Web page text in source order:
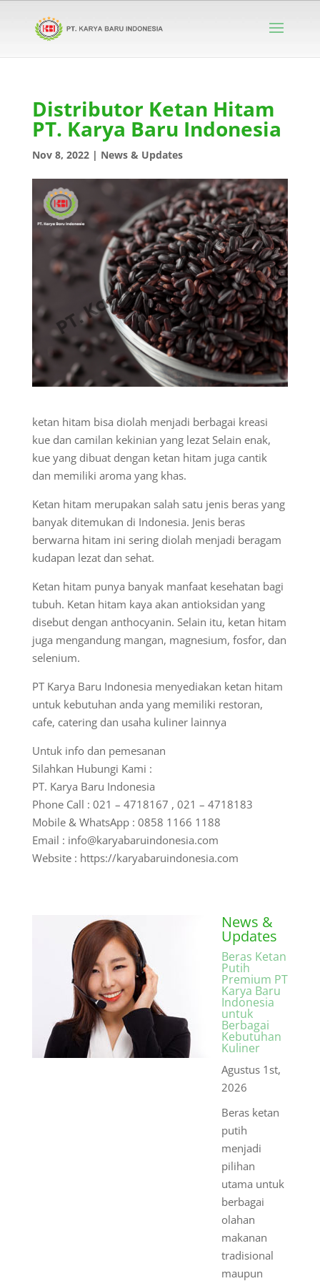
Distributor Ketan Hitam
PT. Karya Baru Indonesia
Nov 8, 2022| News & Updates
ketan hitam bisa diolah menjadi berbagai kreasi
kue dan camilan kekinian yang lezat Selain enak,
kue yang dibuat dengan ketan hitam juga cantik
dan memiliki aroma yang khas.
Ketan hitam merupakan salah satu jenis beras yang
banyak ditemukan di Indonesia. Jenis beras
berwarna hitam ini sering diolah menjadi beragam
kudapan lezat dan sehat.
Ketan hitam punya banyak manfaat kesehatan bagi
tubuh. Ketan hitam kaya akan antioksidan yang
disebut dengan anthocyanin. Selain itu, ketan hitam
juga mengandung mangan, magnesium, fosfor, dan
selenium.
PT Karya Baru Indonesia menyediakan ketan hitam
untuk kebutuhan anda yang memiliki restoran,
cafe, catering dan usaha kuliner lainnya
Untuk info dan pemesanan
Silahkan Hubungi Kami :
PT. Karya Baru Indonesia
Phone Call : 021 – 4718167 , 021 – 4718183
Mobile & WhatsApp : 0858 1166 1188
Email : info@karyabaruindonesia.com
Website : https://karyabaruindonesia.com
News &
Updates
Beras Ketan
Putih
Premium PT
Karya Baru
Indonesia
untuk
Berbagai
Kebutuhan
Kuliner
Agustus 1st,
2026
Beras ketan
putih
menjadi
pilihan
utama untuk
berbagai
olahan
makanan
tradisional
maupun